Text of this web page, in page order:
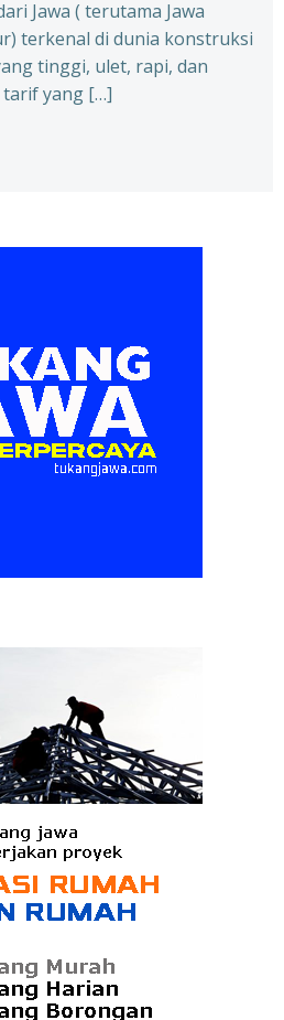
Jawa ( terutama Jawa
terkenal di dunia konstruksi
tinggi, ulet, rapi, dan
tarif yang […]